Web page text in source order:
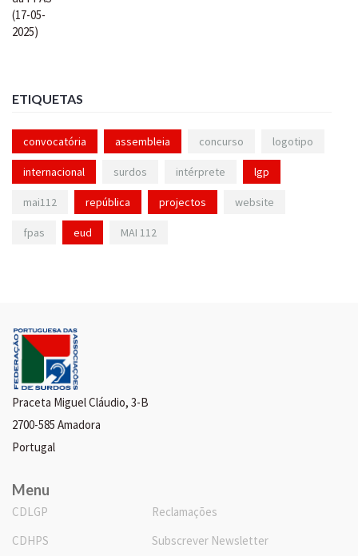
ETIQUETAS
convocatória assembleia concurso logotipo
internacional surdos intérprete lgp
mai112 república projectos website
fpas eud MAI 112
Praceta Miguel Cláudio, 3-B
2700-585 Amadora
Portugal
Menu
CDLGP
CDHPS
Reclamações
Subscrever Newsletter